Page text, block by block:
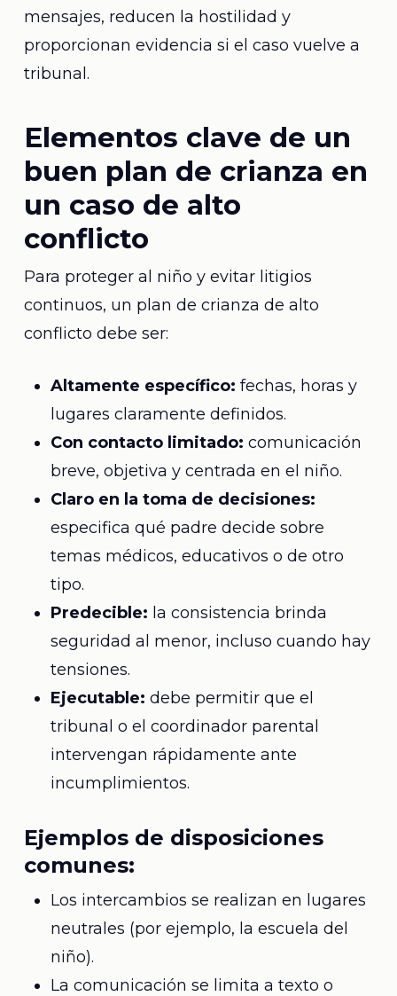
mensajes, reducen la hostilidad y
proporcionan evidencia si el caso vuelve a
tribunal.
Elementos clave de un
buen plan de crianza en
un caso de alto
conflicto
Para proteger al niño y evitar litigios
continuos, un plan de crianza de alto
conflicto debe ser:
Altamente específico: fechas, horas y
lugares claramente definidos.
Con contacto limitado: comunicación
breve, objetiva y centrada en el niño.
Claro en la toma de decisiones:
especifica qué padre decide sobre
temas médicos, educativos o de otro
tipo.
Predecible: la consistencia brinda
seguridad al menor, incluso cuando hay
tensiones.
Ejecutable: debe permitir que el
tribunal o el coordinador parental
intervengan rápidamente ante
incumplimientos.
Ejemplos de disposiciones
comunes:
Los intercambios se realizan en lugares
neutrales (por ejemplo, la escuela del
niño).
La comunicación se limita a texto o